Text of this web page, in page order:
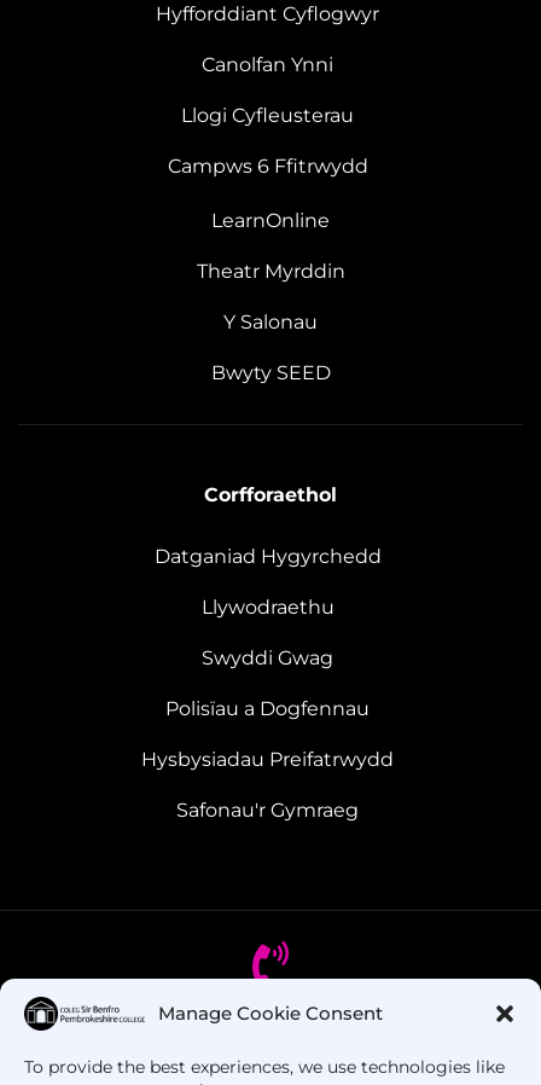
Manage Cookie Consent
To provide the best experiences, we use technologies like
Hyfforddiant Cyflogwyr
Canolfan Ynni
Llogi Cyfleusterau
Campws 6 Ffitrwydd
LearnOnline
Theatr Myrddin
Y Salonau
Bwyty SEED
Corfforaethol
Datganiad Hygyrchedd
Llywodraethu
Swyddi Gwag
Polisïau a Dogfennau
Hysbysiadau Preifatrwydd
Safonau'r Gymraeg